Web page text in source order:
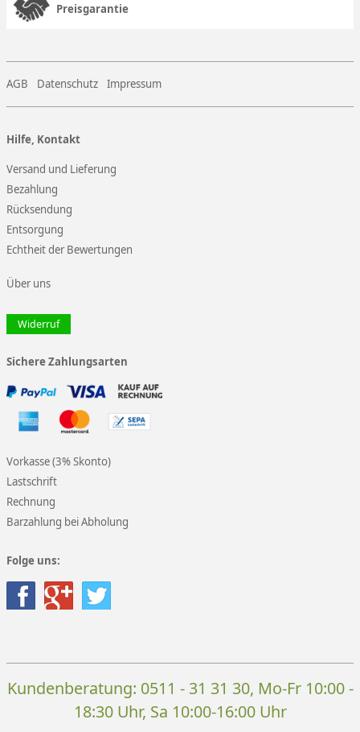
Preisgarantie
AGB Datenschutz Impressum
Hilfe, Kontakt
Versand und Lieferung
Bezahlung
Rücksendung
Entsorgung
Echtheit der Bewertungen
Über uns
Widerruf
Sichere Zahlungsarten
Vorkasse (3% Skonto)
Lastschrift
Rechnung
Barzahlung bei Abholung
Folge uns:
Kundenberatung: 0511 - 31 31 30, Mo-Fr 10:00 -
18:30 Uhr, Sa 10:00-16:00 Uhr